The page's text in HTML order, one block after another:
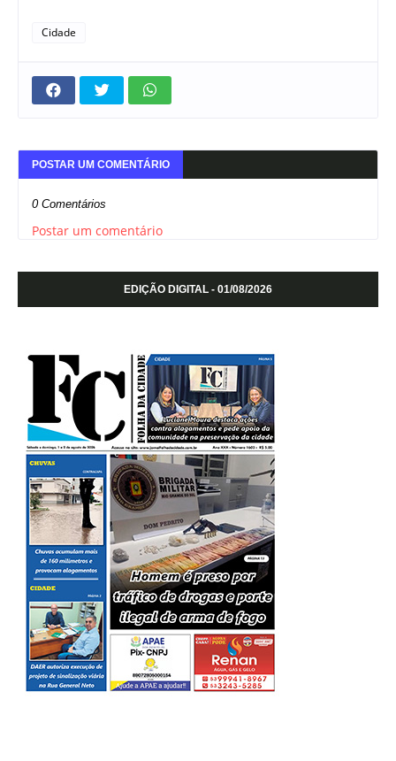
Cidade
POSTAR UM COMENTÁRIO
0 Comentários
Postar um comentário
EDIÇÃO DIGITAL - 01/08/2026